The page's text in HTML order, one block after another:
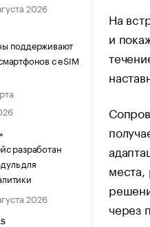
2026
поддерживают
с eSIM
разработан
для
2026
На
и
места,
через